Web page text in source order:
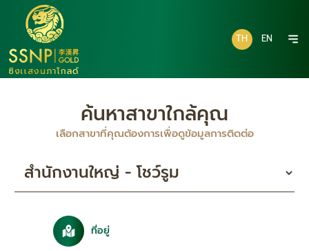
TH EN
ค้นหาสาขาใกล้คุณ
เลือกสาขาที่คุณต้องการเพื่อดูข้อมูลการติดต่อ
ที่อยู่